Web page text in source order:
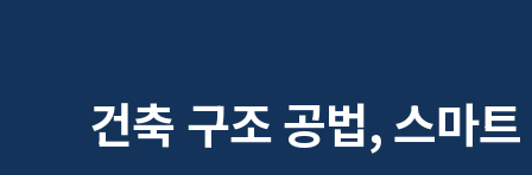
건축 구조 공법, 스마